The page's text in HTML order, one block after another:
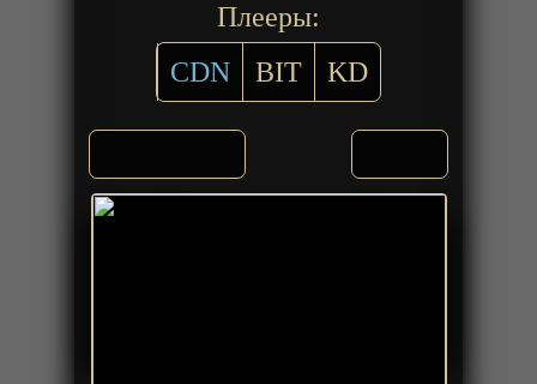
Плееры:
CDN
BIT KD